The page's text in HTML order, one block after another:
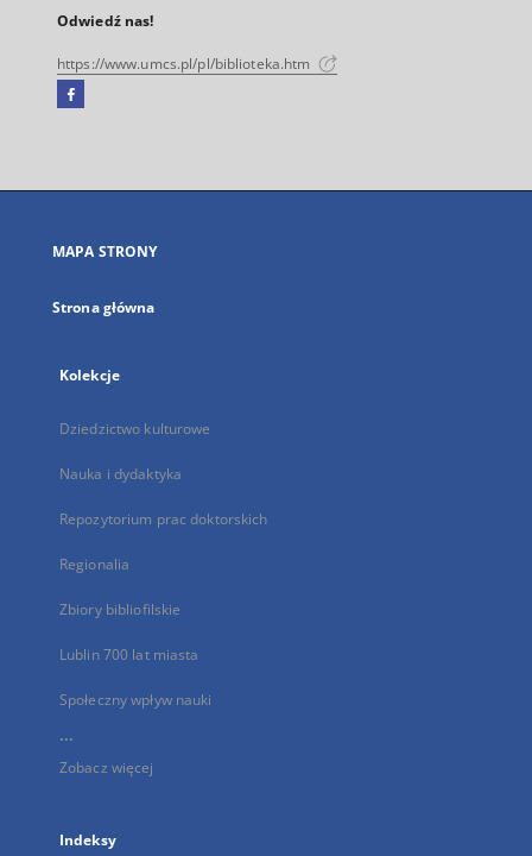
Odwiedź nas!
https://www.umcs.pl/pl/biblioteka.htm
Facebook
się
karcie
MAPA STRONY
Strona główna
Kolekcje
Dziedzictwo kulturowe
Nauka i dydaktyka
Repozytorium prac doktorskich
Regionalia
Zbiory bibliofilskie
Lublin 700 lat miasta
Społeczny wpływ nauki
...
Zobacz więcej
Indeksy